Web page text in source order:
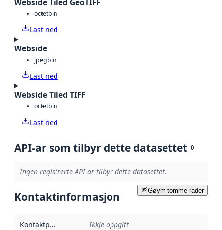
Webside Tiled GeoTIFF
octetbin
Last ned
Webside
jpegbin
Last ned
Webside Tiled TIFF
octetbin
Last ned
API-ar som tilbyr dette datasettet 0
Ingen registrerte API-ar tilbyr dette datasettet.
Gøym tomme rader
Kontaktinformasjon
Kontaktpunkt Ikkje oppgitt